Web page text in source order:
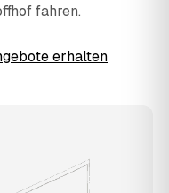
fahren.
erhalten